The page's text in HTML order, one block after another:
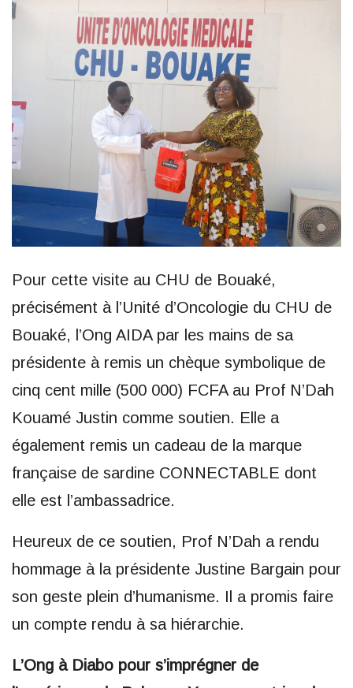
Pour cette visite au CHU de Bouaké,
précisément à l’Unité d’Oncologie du CHU de
Bouaké, l’Ong AIDA par les mains de sa
présidente à remis un chèque symbolique de
cinq cent mille (500 000) FCFA au Prof N’Dah
Kouamé Justin comme soutien. Elle a
également remis un cadeau de la marque
française de sardine CONNECTABLE dont
elle est l’ambassadrice.
Heureux de ce soutien, Prof N’Dah a rendu
hommage à la présidente Justine Bargain pour
son geste plein d’humanisme. Il a promis faire
un compte rendu à sa hiérarchie.
L’Ong à Diabo pour s’imprégner de